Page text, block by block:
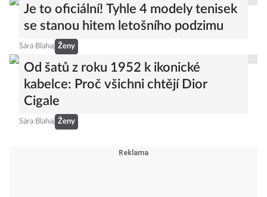
Je to oficiální! Tyhle 4 modely tenisek
se stanou hitem letošního podzimu
Sára Blahaj Ženy
Od šatů z roku 1952 k ikonické
kabelce: Proč všichni chtějí Dior
Cigale
Sára Blahaj Ženy